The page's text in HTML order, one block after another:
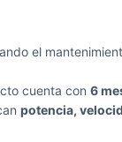
el
cuenta con 6
potencia,